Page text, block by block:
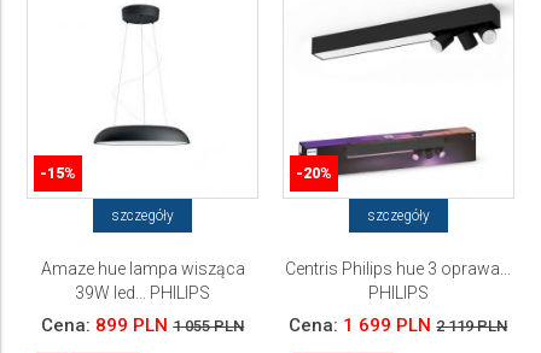
-15%
szczegóły
Amaze hue lampa wisząca
39W led... PHILIPS
Cena: 899 PLN 1 055 PLN
-20%
szczegóły
Centris Philips hue 3 oprawa...
PHILIPS
Cena: 1 699 PLN 2 119 PLN